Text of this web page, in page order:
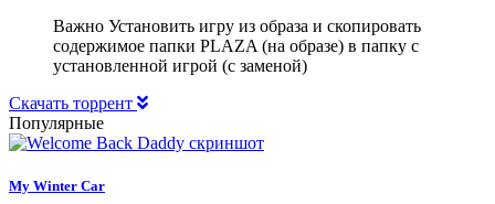
Важно Установить игру из образа и скопировать
содержимое папки PLAZA (на образе) в папку с
установленной игрой (с заменой)
Скачать торрент
Популярные
My Winter Car